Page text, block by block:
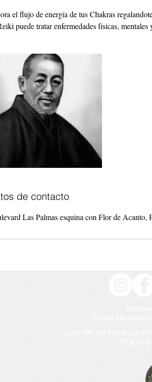
el flujo de energía de tus Chakras
puede tratar enfermedades físicas, mentales
de contacto
Las Palmas esquina con Flor de Acanto,